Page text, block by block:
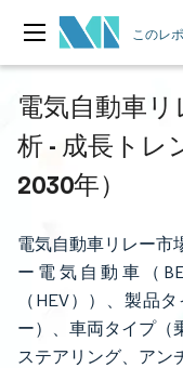
このレ
電気自動車
析 - 成長トレ
2030年）
電気自動車リレー市
ー電気自動車（
（HEV））、製品
ー）、車両タイプ（
ステアリング、アン